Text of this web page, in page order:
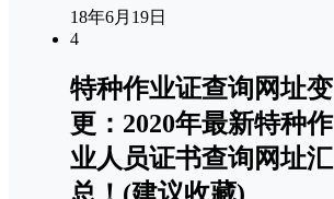
18年6月19日
4
特种作业证查询网址变
更：2020年最新特种作
业人员证书查询网址汇
总！(建议收藏)